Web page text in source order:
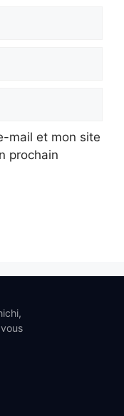
mail et mon site
prochain